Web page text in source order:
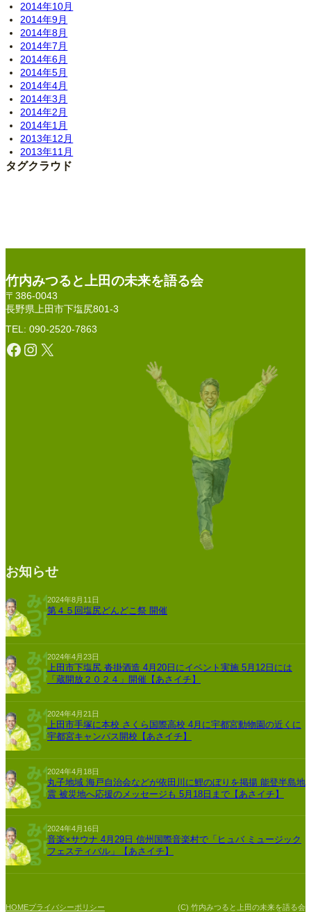
2014年10月
2014年9月
2014年8月
2014年7月
2014年6月
2014年5月
2014年4月
2014年3月
2014年2月
2014年1月
2013年12月
2013年11月
タグクラウド
竹内みつると上田の未来を語る会
〒386-0043
長野県上田市下塩尻801-3
TEL: 090-2520-7863
Facebook Instagram X
お知らせ
2024年8月11日
第４５回塩尻どんどこ祭 開催
2024年4月23日
上田市下塩尻 沓掛酒造 4月20日にイベント実施 5月12日には
「蔵開放２０２４」開催【あさイチ】
2024年4月21日
上田市手塚に本校 さくら国際高校 4月に宇都宮動物園の近くに
宇都宮キャンパス開校【あさイチ】
2024年4月18日
丸子地域 海戸自治会などが依田川に鯉のぼりを掲揚 能登半島地
震 被災地へ応援のメッセージも 5月18日まで【あさイチ】
2024年4月16日
音楽×サウナ 4月29日 信州国際音楽村で「ヒュバ ミュージック
フェスティバル」【あさイチ】
HOMEプライバシーポリシー (C) 竹内みつると上田の未来を語る会